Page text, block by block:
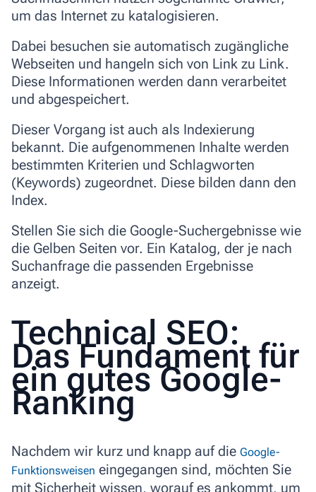
um das Internet zu katalogisieren.
Dabei besuchen sie automatisch zugängliche
Webseiten und hangeln sich von Link zu Link.
Diese Informationen werden dann verarbeitet
und abgespeichert.
Dieser Vorgang ist auch als Indexierung
bekannt. Die aufgenommenen Inhalte werden
bestimmten Kriterien und Schlagworten
(Keywords) zugeordnet. Diese bilden dann den
Index.
Stellen Sie sich die Google-Suchergebnisse wie
die Gelben Seiten vor. Ein Katalog, der je nach
Suchanfrage die passenden Ergebnisse
anzeigt.
Technical SEO:
Das Fundament für
ein gutes Google-
Ranking
Nachdem wir kurz und knapp auf die Google-
Funktionsweisen eingegangen sind, möchten Sie
mit Sicherheit wissen, worauf es ankommt, um